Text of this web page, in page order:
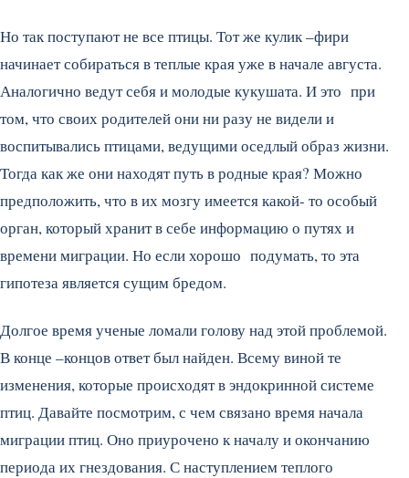
Но так поступают не все птицы. Тот же кулик –фири
начинает собираться в теплые края уже в начале августа.
Аналогично ведут себя и молодые кукушата. И это при
том, что своих родителей они ни разу не видели и
воспитывались птицами, ведущими оседлый образ жизни.
Тогда как же они находят путь в родные края? Можно
предположить, что в их мозгу имеется какой- то особый
орган, который хранит в себе информацию о путях и
времени миграции. Но если хорошо подумать, то эта
гипотеза является сущим бредом.
Долгое время ученые ломали голову над этой проблемой.
В конце –концов ответ был найден. Всему виной те
изменения, которые происходят в эндокринной системе
птиц. Давайте посмотрим, с чем связано время начала
миграции птиц. Оно приурочено к началу и окончанию
периода их гнездования. С наступлением теплого